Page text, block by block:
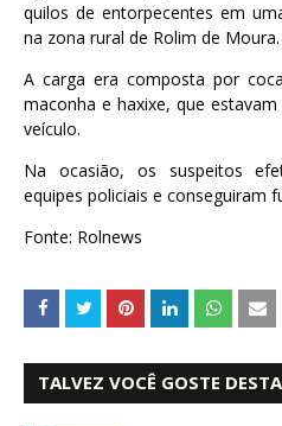
quilos de entorpecentes em
na zona rural de Rolim de Moura.
A carga era composta por
maconha e haxixe, que
veículo.
Na ocasião, os suspeitos
equipes policiais e conseguiram
Fonte: Rolnews
TALVEZ VOCÊ GOSTE